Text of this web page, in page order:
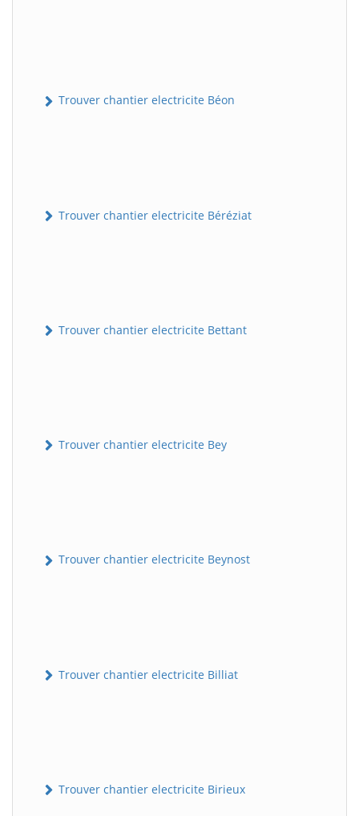
Trouver chantier electricite Béon
Trouver chantier electricite Béréziat
Trouver chantier electricite Bettant
Trouver chantier electricite Bey
Trouver chantier electricite Beynost
Trouver chantier electricite Billiat
Trouver chantier electricite Birieux